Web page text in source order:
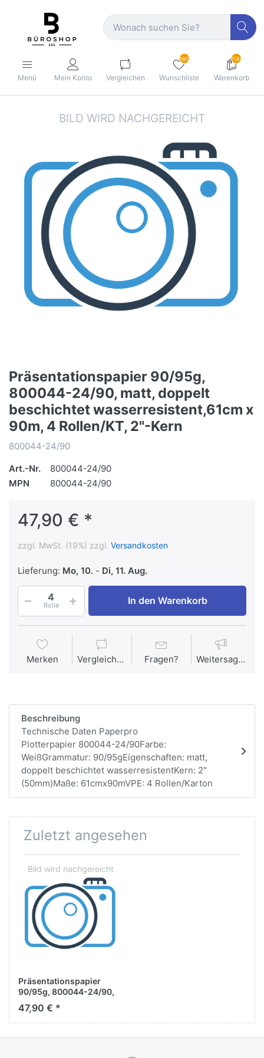
Menü Mein Konto Vergleichen
160
Wunschliste
1189
Warenkorb
Präsentationspapier 90/95g,
800044-24/90, matt, doppelt
beschichtet wasserresistent,61cm x
90m, 4 Rollen/KT, 2"-Kern
800044-24/90
Art.-Nr.
800044-24/90
MPN
800044-24/90
47,90 € *
zzgl. MwSt. (19%) zzgl. Versandkosten
Lieferung: Mo, 10. - Di, 11. Aug.
Rolle In den Warenkorb
Merken Vergleichen Fragen? Weitersagen
Beschreibung
Technische Daten Paperpro
Plotterpapier 800044-24/90Farbe:
WeißGrammatur: 90/95gEigenschaften: matt,
doppelt beschichtet wasserresistentKern: 2"
(50mm)Maße: 61cmx90mVPE: 4 Rollen/Karton
Zuletzt angesehen
Präsentationspapier
90/95g, 800044-24/90,
matt, doppelt beschichtet
wasserresistent,61cm x
90m, 4 Rollen/KT, 2"-Kern
47,90 € *